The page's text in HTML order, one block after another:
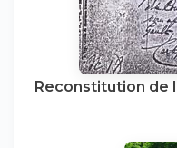
Reconstitution de